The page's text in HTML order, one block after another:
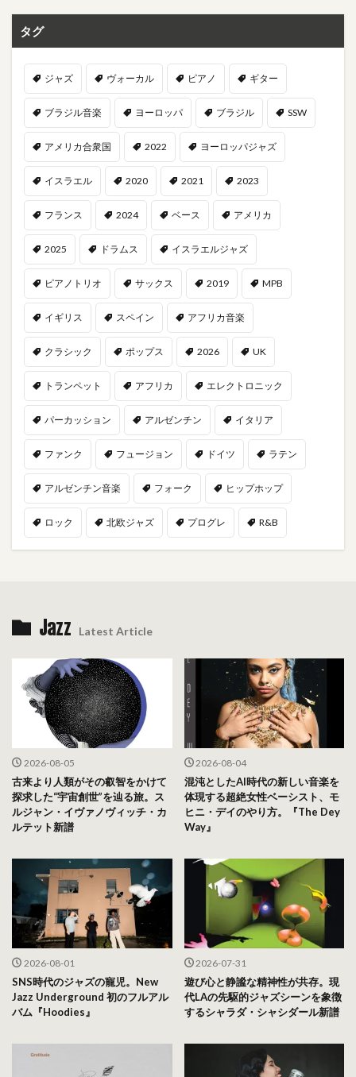
タグ
ジャズ ヴォーカル ピアノ ギター
ブラジル音楽 ヨーロッパ ブラジル SSW
アメリカ合衆国 2022 ヨーロッパジャズ
イスラエル 2020 2021 2023
フランス 2024 ベース アメリカ
2025 ドラムス イスラエルジャズ
ピアノトリオ サックス 2019 MPB
イギリス スペイン アフリカ音楽
クラシック ポップス 2026 UK
トランペット アフリカ エレクトロニック
パーカッション アルゼンチン イタリア
ファンク フュージョン ドイツ ラテン
アルゼンチン音楽 フォーク ヒップホップ
ロック 北欧ジャズ プログレ R&B
Jazz Latest Article
2026-08-05
古来より人類がその叡智をかけて
探求した“宇宙創世”を辿る旅。ス
ルジャン・イヴァノヴィッチ・カ
ルテット新譜
2026-08-04
混沌としたAI時代の新しい音楽を
体現する超絶女性ベーシスト、モ
ヒニ・デイのやり方。『The Dey
Way』
2026-08-01
SNS時代のジャズの寵児。New
Jazz Underground 初のフルアル
バム『Hoodies』
2026-07-31
遊び心と静謐な精神性が共存。現
代LAの先駆的ジャズシーンを象徴
するシャラダ・シャシダール新譜